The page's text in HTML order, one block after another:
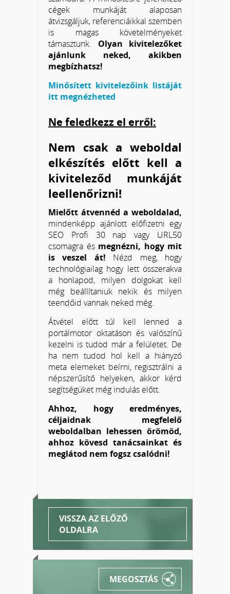
cégek munkáját alaposan
átvizsgáljuk, referenciáikkal szemben
is magas követelményeket
támasztunk. Olyan kivitelezőket
ajánlunk neked, akikben
megbízhatsz!
Minősített kivitelezőink listáját
itt megnézheted
Ne feledkezz el erről:
Nem csak a weboldal
elkészítés előtt kell a
kiviteleződ munkáját
leellenőrizni!
Mielőtt átvennéd a weboldalad,
mindenképp ajánlott előfizetni egy
SEO Profi 30 nap vagy URL50
csomagra ésmegnézni, hogy mit
is veszel át! Nézd meg, hogy
technológiailag hogy lett összerakva
a honlapod, milyen dolgokat kell
még beállítaniuk nekik és milyen
teendőid vannak neked még.
Átvétel előtt túl kell lenned a
portálmotor oktatáson és valószínű
kezelni is tudod már a felületet. De
ha nem tudod hol kell a hiányzó
meta elemeket beírni, regisztrálni a
népszerűsítő helyeken, akkor kérd
segítségüket még indulás előtt.
Ahhoz, hogy eredményes,
céljaidnak megfelelő
weboldalban lehessen örömöd,
ahhoz kövesd tanácsainkat és
meglátod nem fogsz csalódni!
VISSZA AZ ELŐZŐ
OLDALRA
MEGOSZTÁS